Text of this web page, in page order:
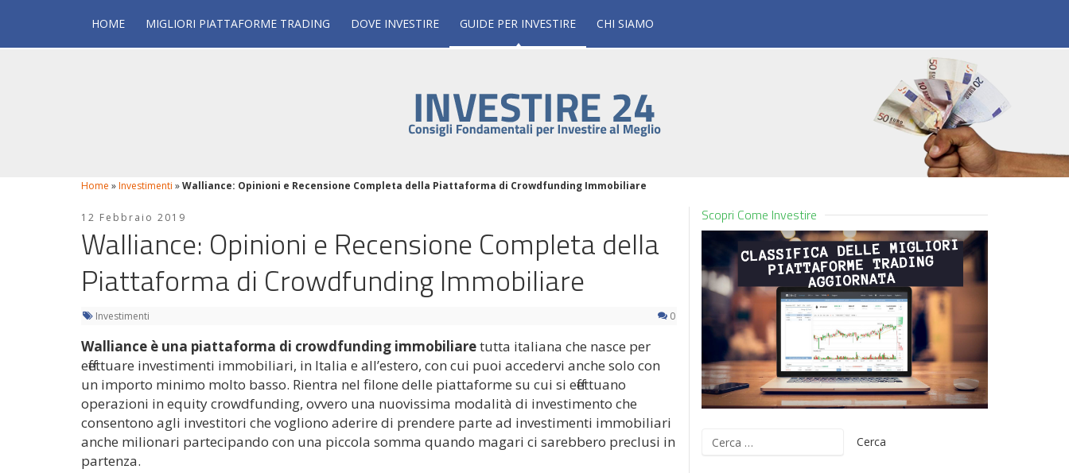
HOME MIGLIORI PIATTAFORME TRADING DOVE INVESTIRE GUIDE PER INVESTIRE CHI SIAMO
Home »Investimenti »Walliance: Opinioni e Recensione Completa della Piattaforma di Crowdfunding Immobiliare
12 Febbraio 2019
Walliance: Opinioni e Recensione Completa della
Piattaforma di Crowdfunding Immobiliare
Investimenti 0
Walliance è una piattaforma di crowdfunding immobiliaretutta italiana che nasce per
effettuare investimenti immobiliari, in Italia e all’estero, con cui puoi accedervi anche solo con
un importo minimo molto basso. Rientra nel filone delle piattaforme su cui si effettuano
operazioni in equity crowdfunding, ovvero una nuovissima modalità di investimento che
consentono agli investitori che vogliono aderire di prendere parte ad investimenti immobiliari
anche milionari partecipando con una piccola somma quando magari ci sarebbero preclusi in
partenza.
Scopri Come Investire
Ricerca